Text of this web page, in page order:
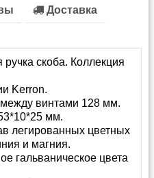
Доставка
скоба. Коллекция
Kerron.
винтами 128 мм.
мм.
легированных цветных
и магния.
гальваническое цвета